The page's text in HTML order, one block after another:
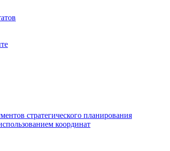
стратегического планирования
координат